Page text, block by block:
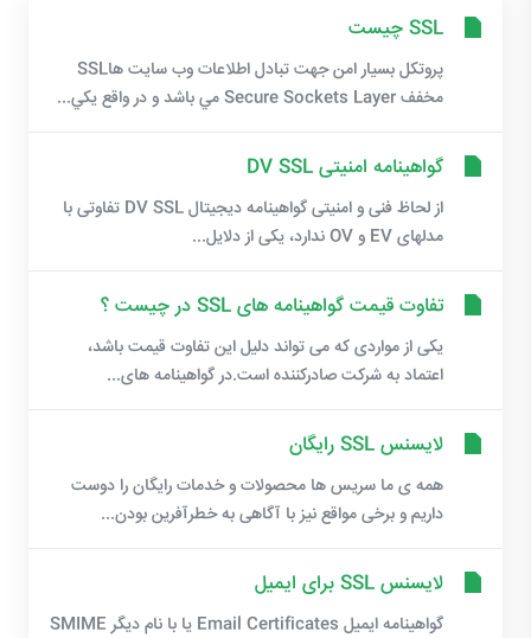
SSL چیست
پروتکل بسیار امن جهت تبادل اطلاعات وب سایت هاSSL
مخفف Secure Sockets Layer مي باشد و در واقع يکي...
گواهینامه امنیتی DV SSL
از لحاظ فنی و امنیتی گواهینامه دیجیتال DV SSL تفاوتی با
مدلهای EV و OV ندارد، یکی از دلایل...
تفاوت قیمت گواهینامه های SSL در چیست ؟
یکی از مواردی که می تواند دلیل این تفاوت قیمت باشد،
اعتماد به شرکت صادرکننده است.در گواهینامه های...
لایسنس SSL رایگان
همه ی ما سریس ها محصولات و خدمات رایگان را دوست
داریم و برخی مواقع نیز با آگاهی به خطرآفرین بودن...
لایسنس SSL برای ایمیل
گواهینامه ایمیل Email Certificates یا با نام دیگر SMIME